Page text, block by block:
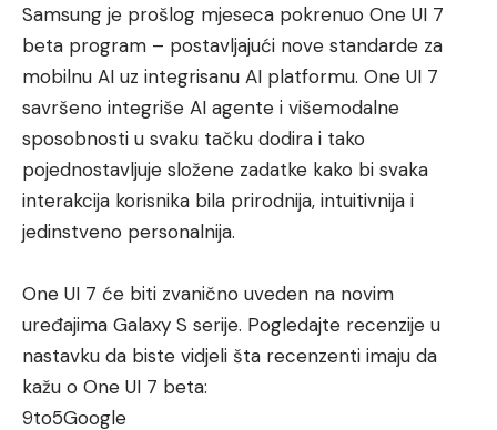
Samsung je prošlog mjeseca pokrenuo One UI 7
beta program – postavljajući nove standarde za
mobilnu AI uz integrisanu AI platformu. One UI 7
savršeno integriše AI agente i višemodalne
sposobnosti u svaku tačku dodira i tako
pojednostavljuje složene zadatke kako bi svaka
interakcija korisnika bila prirodnija, intuitivnija i
jedinstveno personalnija.
One UI 7 će biti zvanično uveden na novim
uređajima Galaxy S serije. Pogledajte recenzije u
nastavku da biste vidjeli šta recenzenti imaju da
kažu o One UI 7 beta:
9to5Google